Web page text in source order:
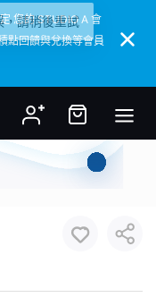
您的 STUDIO A 會
點回饋與兌換等會員
您的 STUDIO A 會
點回饋與兌換等會員
，請稍後重試